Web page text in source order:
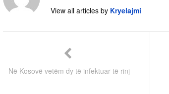
View all articles by Kryelajmi
Në Kosovë vetëm dy të infektuar të rinj